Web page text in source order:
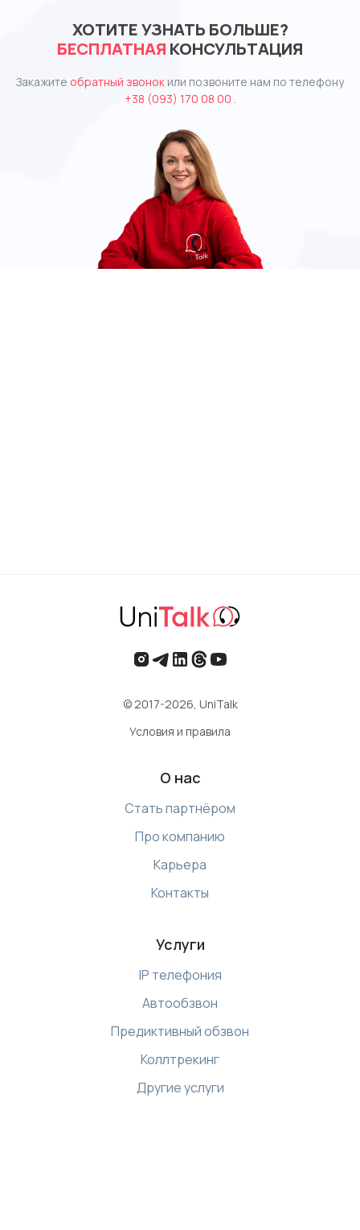
ХОТИТЕ УЗНАТЬ БОЛЬШЕ?
БЕСПЛАТНАЯ КОНСУЛЬТАЦИЯ
Закажите обратный звонок или позвоните нам по телефону
+38 (093) 170 08 00
© 2017-2026, UniTalk
Условия и правила
О нас
Стать партнёром
Про компанию
Карьера
Контакты
Услуги
IP телефония
Автообзвон
Предиктивный обзвон
Коллтрекинг
Другие услуги